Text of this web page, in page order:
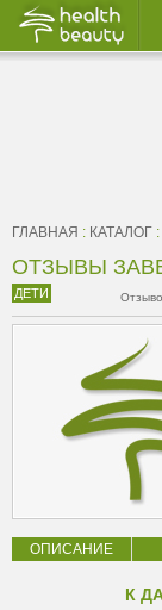
ГЛАВНАЯ : КАТАЛОГ :
ОТЗЫВЫ
ДЕТИ
ОПИСАНИЕ
К